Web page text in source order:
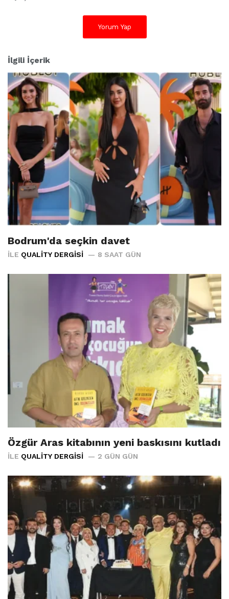
Yorum Yap
İlgili İçerik
Bodrum'da seçkin davet
İLE QUALITY DERGISI 8 SAAT GÜN
Özgür Aras kitabının yeni baskısını kutladı
İLE QUALITY DERGISI 2 GÜN GÜN